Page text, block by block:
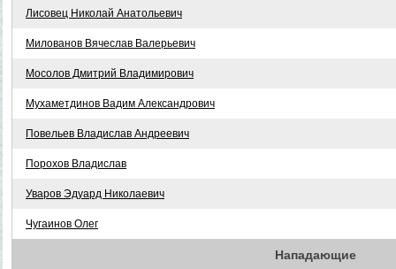
Лисовец Николай Анатольевич
Милованов Вячеслав Валерьевич
Мосолов Дмитрий Владимирович
Мухаметдинов Вадим Александрович
Повельев Владислав Андреевич
Порохов Владислав
Уваров Эдуард Николаевич
Чугаинов Олег
Нападающие